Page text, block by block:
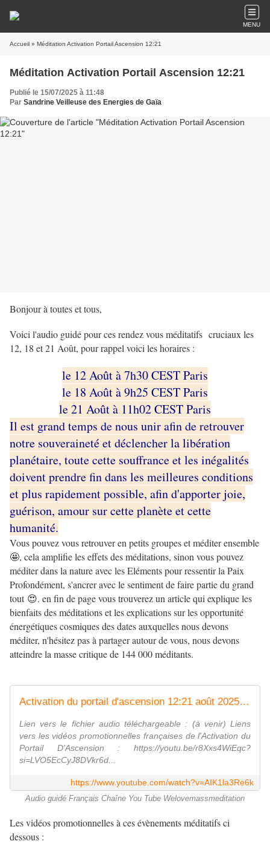
MENU
Accueil » Méditation Activation Portail Ascension 12:21
Méditation Activation Portail Ascension 12:21
Publié le 15/07/2025 à 11:48
Par Sandrine Veilleuse des Energies de Gaïa
Bonjour à toutes et tous,
Voici l'audio guidé pour ces rendez vous méditatifs cruciaux les
12, 18 et 21 Août, pour rappel voici les horaires :
le 12 Août à 7h30 CEST Paris
le 18 Août à 9h25 CEST Paris
le 21 Août à 11h02 CEST Paris
Il est grand temps de nous unir afin de retrouver
notre souveraineté et déclencher la libération
planétaire, toute cette souffrance et les inégalités
doivent prendre fin dans les meilleures conditions
et plus rapidement possible, afin d'apporter joie,
guérison, amour sur cette planète et cette
humanité.
Vous pouvez vous retrouver en petits groupes et méditer ensemble
🤩, cela amplifie les effets des méditations, sinon vous pouvez
méditer dans la nature avec les Eléments pour ressentir la Paix
Profondément, s'ancrer avec le sentiment de faire partie du grand
tout 😍. en fin de page vous trouverez un article qui explique les
bienfaits des méditations et les explications sur les opportunité
énergétiques cosmiques des dates auxquelles nous devons
méditer, n'hésitez pas à partager autour de vous, nous devons
atteindre la masse critique de 144 000 méditants.
Activation du portail d'ascension 12:21 août 2025 - French guided audio 1
Lien vers le fichier audio téléchargeable : (à venir) Liens
vers les vidéos promotionnelles françaises de l'Activation du
Portail D'Ascension : https://youtu.be/r8Xxs4WiEqc?
si=LVO5EcCyJ8DVkr6d...
https://www.youtube.com/watch?v=AIK1la3Re6k
Audio guidé Français Chaîne You Tube Welovemassmeditation
Les vidéos promotionnelles à ces évènements méditatifs ci
dessous :